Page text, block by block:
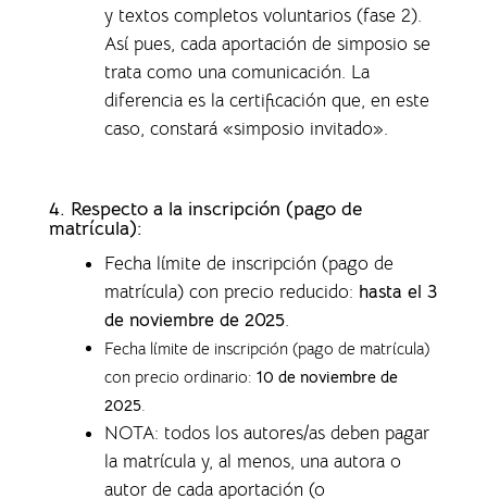
y textos completos voluntarios (fase 2).
Así pues, cada aportación de simposio se
trata como una comunicación. La
diferencia es la certificación que, en este
caso, constará «simposio invitado».
4. Respecto a la inscripción (pago de
matrícula):
Fecha límite de inscripción (pago de
matrícula) con precio reducido: hasta el 3
de noviembre de 2025.
Fecha límite de inscripción (pago de matrícula)
con precio ordinario: 10 de noviembre de
2025.
NOTA: todos los autores/as deben pagar
la matrícula y, al menos, una autora o
autor de cada aportación (o